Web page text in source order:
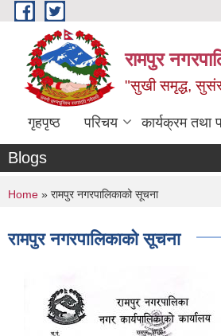
Skip to main content
रामपुर
"सुखी समृद्ध,
गृहपृष्ठ परिचय कार्यक्रम तथा
Blogs
You are here
Home » रामपुर नगरपालिकाको सूचना
रामपुर नगरपालिकाको सूचना